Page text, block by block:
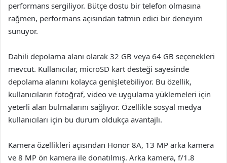
performans sergiliyor. Bütçe dostu bir telefon olmasına
rağmen, performans açısından tatmin edici bir deneyim
sunuyor.
Dahili depolama alanı olarak 32 GB veya 64 GB seçenekleri
mevcut. Kullanıcılar, microSD kart desteği sayesinde
depolama alanını kolayca genişletebiliyor. Bu özellik,
kullanıcıların fotoğraf, video ve uygulama yüklemeleri için
yeterli alan bulmalarını sağlıyor. Özellikle sosyal medya
kullanıcıları için bu durum oldukça avantajlı.
Kamera özellikleri açısından Honor 8A, 13 MP arka kamera
ve 8 MP ön kamera ile donatılmış. Arka kamera, f/1.8